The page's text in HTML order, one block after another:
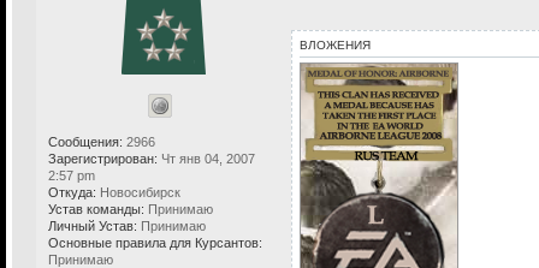
Сообщения: 2966
Зарегистрирован: Чт янв 04, 2007
2:57 pm
Откуда: Новосибирск
Устав команды: Принимаю
Личный Устав: Принимаю
Основные правила для Курсантов:
Принимаю
ВЛОЖЕНИЯ